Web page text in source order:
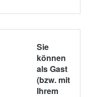
Sie
können
als Gast
(bzw. mit
Ihrem